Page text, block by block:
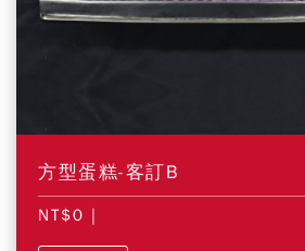
方型蛋糕-客訂B
NT$0 |